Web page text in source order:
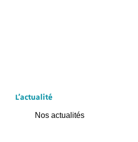
L'actualité
Nos actualités